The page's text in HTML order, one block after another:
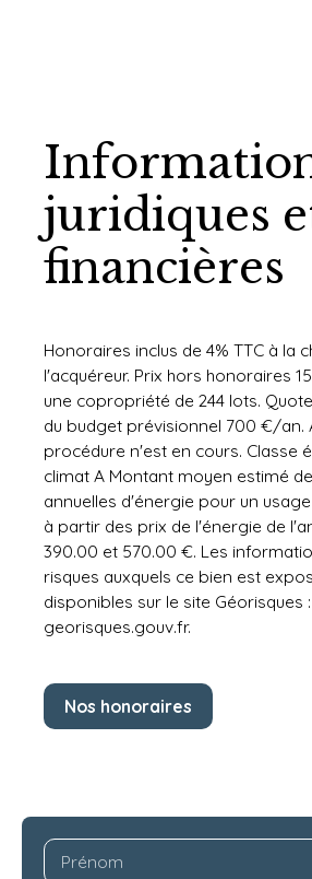
juridiques
financières
Honoraires inclus de 4% TTC à la
l'acquéreur. Prix hors honoraires
une copropriété de 244 lots.
du budget prévisionnel 700 €/an.
procédure n'est en cours. Classe
climat A Montant moyen estimé
annuelles d'énergie pour un
à partir des prix de l'énergie de
390.00 et 570.00 €. Les
risques auxquels ce bien est
disponibles sur le site Géorisques :
georisques.gouv.fr.
Nos honoraires
Prénom